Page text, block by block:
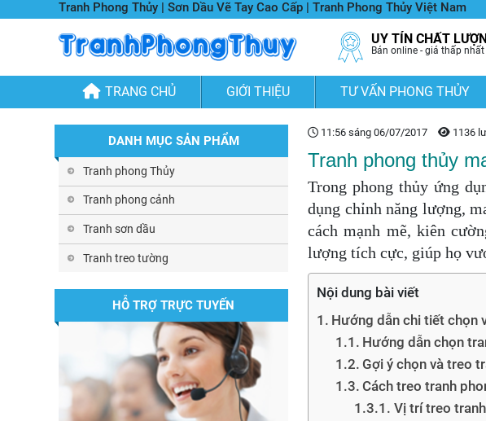
Tranh Phong Thủy | Sơn Dầu Vẽ Tay Cao Cấp | Tranh Phong Thủy Việt Nam
UY TÍN CHẤT
Bán online - giá thấp nhất
TRANG CHỦ GIỚI THIỆU TƯ VẤN PHONG THỦY
11:56 sáng 06/07/2017 1136
Tranh phong thủy
Trong phong thủy ứng
dụng chỉnh năng lượng,
cách mạnh mẽ, kiên
lượng tích cực, giúp họ
Nội dung bài viết
Hướng dẫn chi tiết chọn
Hướng dẫn chọn
Gợi ý chọn và treo
Cách treo tranh
Vị trí treo tranh
DANH MỤC SẢN PHẨM
Tranh phong Thủy
Tranh phong cảnh
Tranh sơn dầu
Tranh treo tường
HỖ TRỢ TRỰC TUYẾN